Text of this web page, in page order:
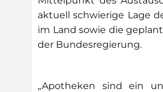
aktuell schwierige Lage
im Land sowie die
der Bundesregierung.
„Apotheken sind ein